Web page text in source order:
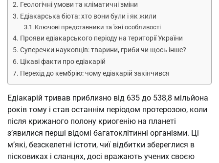
Геологічні умови та кліматичні зміни
Едіакарська біота: хто вони були і як жили
Ключові представники та їхні особливості
Прояви едіакарського періоду на території України
Суперечки науковців: тварини, гриби чи щось інше?
Цікаві факти про едіакарій
Перехід до кембрію: чому едіакарій закінчився
Едіакарій тривав приблизно від 635 до 538,8 мільйона
років тому і став останнім періодом протерозою, коли
після крижаного полону криогенію на планеті
з’явилися перші відомі багатоклітинні організми. Ці
м’які, безскелетні істоти, чиї відбитки збереглися в
пісковиках і сланцях, досі вражають учених своєю